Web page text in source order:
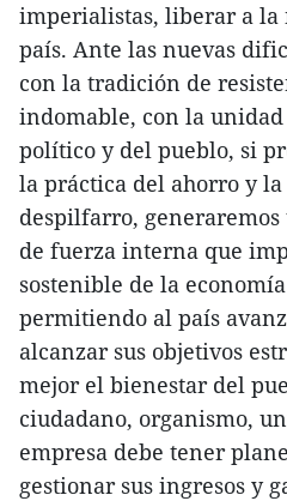
imperialistas, liberar a
país. Ante las nuevas
con la tradición de
indomable, con la
político y del pueblo, si
la práctica del ahorro y
despilfarro,
de fuerza interna que
sostenible de la
permitiendo al país
alcanzar sus objetivos
mejor el bienestar del
ciudadano, organismo,
empresa debe tener
gestionar sus ingresos y